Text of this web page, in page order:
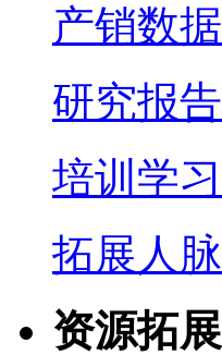
产销数据
研究报告
培训学习
拓展人脉
资源拓展